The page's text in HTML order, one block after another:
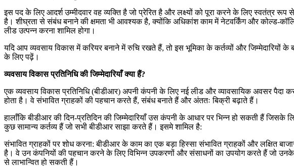
इस पद के लिए आदर्श उम्मीदवार वह व्यक्ति है जो प्रेरित है और लक्ष्यों को पूरा करने के लिए स्वतंत्र
है। शीघ्रता से संबंध बनाने की क्षमता भी आवश्यक है, क्योंकि अधिकांश काम में नेटवर्किंग और कोल्ड-
लीड उत्पन्न करना शामिल होगा।
यदि आप व्यवसाय विकास में करियर बनाने में रुचि रखते हैं, तो इस भूमिका के कर्तव्यों और जिम्मेदारियों के
के लिए पढ़ें।
व्यवसाय विकास प्रतिनिधि की जिम्मेदारियाँ क्या हैं?
एक व्यवसाय विकास प्रतिनिधि (बीडीआर) अपनी कंपनी के लिए नई लीड और व्यावसायिक अवसर पैदा
होता है। वे संभावित ग्राहकों की पहचान करते हैं, संबंध बनाते हैं और अंततः बिक्री बढ़ाते हैं।
हालाँकि बीडीआर की दिन-प्रतिदिन की जिम्मेदारियाँ उस कंपनी के आधार पर भिन्न हो सकती हैं जिसके
कुछ सामान्य कर्तव्य हैं जो सभी बीडीआर साझा करते हैं। इसमे शामिल है:
संभावित ग्राहकों पर शोध करना: बीडीआर के काम का एक बड़ा हिस्सा संभावित ग्राहकों और लक्षित
है। वे उन कंपनियों की पहचान करने के लिए विभिन्न उपकरणों और संसाधनों का उपयोग करते हैं जो उनके
से लाभान्वित हो सकती हैं।